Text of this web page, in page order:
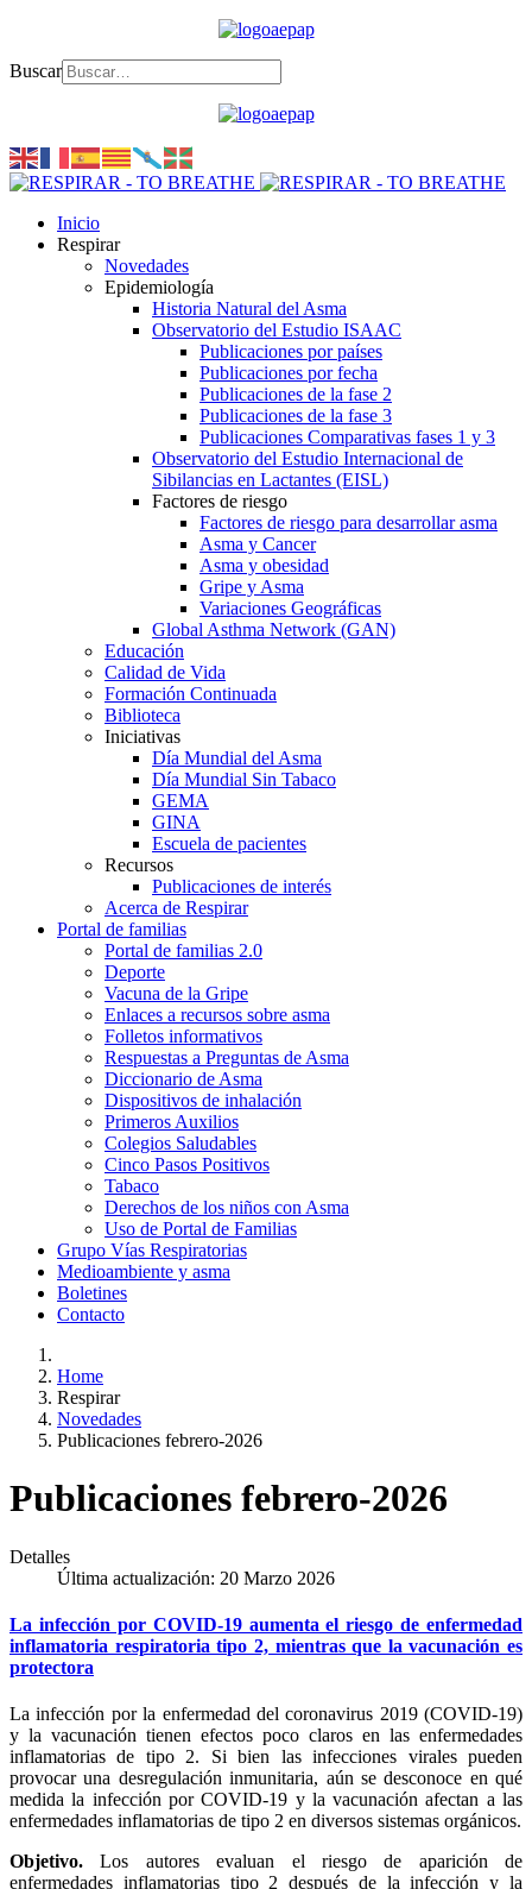
Buscar
Inicio
Respirar
Novedades
Epidemiología
Historia Natural del Asma
Observatorio del Estudio ISAAC
Publicaciones por países
Publicaciones por fecha
Publicaciones de la fase 2
Publicaciones de la fase 3
Publicaciones Comparativas fases 1 y 3
Observatorio del Estudio Internacional de
Sibilancias en Lactantes (EISL)
Factores de riesgo
Factores de riesgo para desarrollar asma
Asma y Cancer
Asma y obesidad
Gripe y Asma
Variaciones Geográficas
Global Asthma Network (GAN)
Educación
Calidad de Vida
Formación Continuada
Biblioteca
Iniciativas
Día Mundial del Asma
Día Mundial Sin Tabaco
GEMA
GINA
Escuela de pacientes
Recursos
Publicaciones de interés
Acerca de Respirar
Portal de familias
Portal de familias 2.0
Deporte
Vacuna de la Gripe
Enlaces a recursos sobre asma
Folletos informativos
Respuestas a Preguntas de Asma
Diccionario de Asma
Dispositivos de inhalación
Primeros Auxilios
Colegios Saludables
Cinco Pasos Positivos
Tabaco
Derechos de los niños con Asma
Uso de Portal de Familias
Grupo Vías Respiratorias
Medioambiente y asma
Boletines
Contacto
Home
Respirar
Novedades
Publicaciones febrero-2026
Publicaciones febrero-2026
Detalles
Última actualización: 20 Marzo 2026
La infección por COVID-19 aumenta el riesgo de enfermedad
inflamatoria respiratoria tipo 2, mientras que la vacunación es
protectora
La infección por la enfermedad del coronavirus 2019 (COVID-19)
y la vacunación tienen efectos poco claros en las enfermedades
inflamatorias de tipo 2. Si bien las infecciones virales pueden
provocar una desregulación inmunitaria, aún se desconoce en qué
medida la infección por COVID-19 y la vacunación afectan a las
enfermedades inflamatorias de tipo 2 en diversos sistemas orgánicos.
Objetivo.Los autores evaluan el riesgo de aparición de
enfermedades inflamatorias tipo 2 después de la infección y la